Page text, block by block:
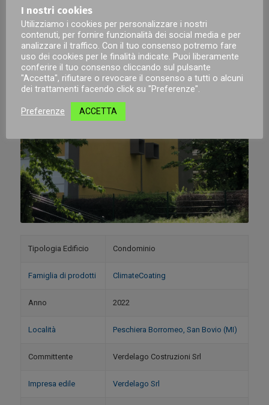
Tipologia Edificio Condominio
Famiglia di prodotti ClimateCoating
Anno 2022
Località Peschiera Borromeo, San Bovio (MI)
Committente Verdelago Costruzioni Srl
Impresa edile Verdelago Srl
I nostri cookies
Utilizziamo i cookies per personalizzare i nostri
contenuti, per fornire funzionalità dei social media e per
analizzare il traffico. Con il tuo consenso potremo fare
uso dei cookies per le finalità indicate. Puoi liberamente
conferire il tuo consenso cliccando sul pulsante
"Accetta", rifiutare o revocare il consenso a tutti o alcuni
dei trattamenti facendo click su "Preferenze".
Preferenze ACCETTA